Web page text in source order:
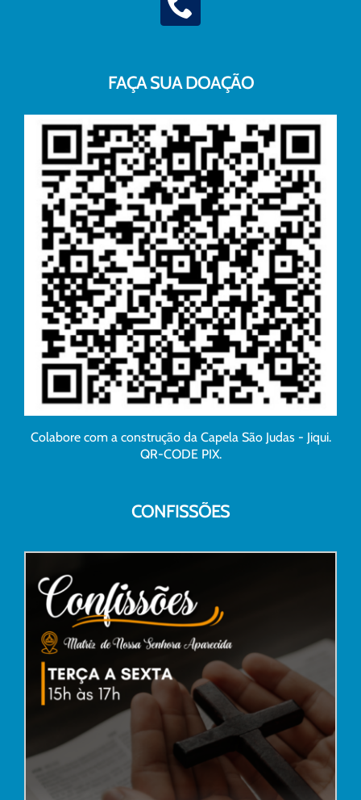
FAÇA SUA DOAÇÃO
Colabore com a construção da Capela São Judas - Jiqui.
QR-CODE PIX.
CONFISSÕES